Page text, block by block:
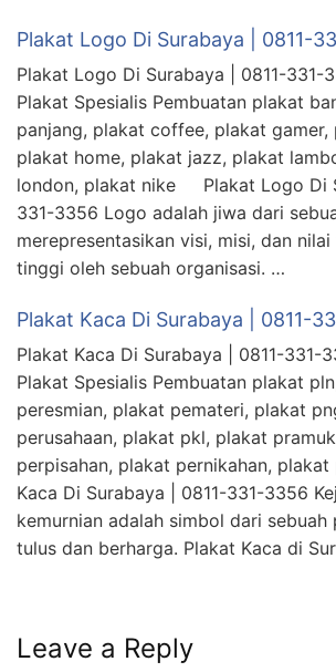
Plakat Logo Di Surabaya | 0811-
Plakat Logo Di Surabaya | 0811-331-
Plakat Spesialis Pembuatan plakat
panjang, plakat coffee, plakat gamer,
plakat home, plakat jazz, plakat
london, plakat nike Plakat Logo Di
331-3356 Logo adalah jiwa dari
merepresentasikan visi, misi, dan
tinggi oleh sebuah organisasi. …
Plakat Kaca Di Surabaya | 0811-
Plakat Kaca Di Surabaya | 0811-331-
Plakat Spesialis Pembuatan plakat
peresmian, plakat pemateri, plakat
perusahaan, plakat pkl, plakat
perpisahan, plakat pernikahan,
Kaca Di Surabaya | 0811-331-3356
kemurnian adalah simbol dari sebuah
tulus dan berharga. Plakat Kaca di
Leave a Reply